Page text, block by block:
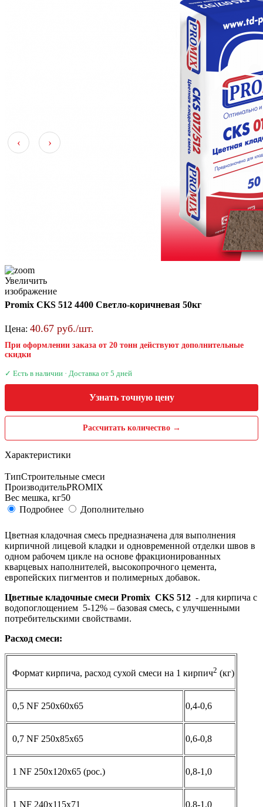
‹ ›
Увеличить
изображение
Promix CKS 512 4400 Светло-коричневая 50кг
Цена: 40.67 руб./шт.
При оформлении заказа от 20 тонн действуют дополнительные
скидки
✓ Есть в наличии · Доставка от 5 дней
Узнать точную цену
Рассчитать количество →
Характеристики
ТипСтроительные смеси
ПроизводительPROMIX
Вес мешка, кг50
Подробнее
Дополнительно
Цветная кладочная смесь предназначена для выполнения
кирпичной лицевой кладки и одновременной отделки швов в
одном рабочем цикле на основе фракционированных
кварцевых наполнителей, высокопрочного цемента,
европейских пигментов и полимерных добавок.
Цветные кладочные смеси Promix CKS 512 - для кирпича с
водопоглощением 5-12% – базовая смесь, с улучшенными
потребительскими свойствами.
Расход смеси:
Формат кирпича, расход сухой смеси на 1 кирпич2 (кг)
0,5 NF 250x60x65 0,4-0,6
0,7 NF 250x85x65 0,6-0,8
1 NF 250x120x65 (рос.) 0,8-1,0
1 NF 240x115x71 0,8-1,0